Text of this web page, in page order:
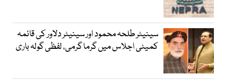
سینیٹر طلحہ محمود اور سینیٹر دلاور کی قائمہ
کمیٹی اجلاس میں گرما گرمی، لفظی گولہ باری